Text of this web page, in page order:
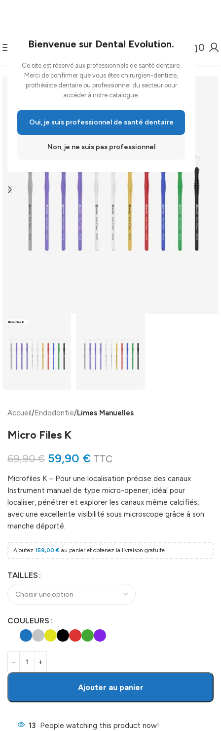
Bienvenue sur Dental Evolution.
Ce site est réservé aux professionnels de santé dentaire.
Merci de confirmer que vous êtes chirurgien-dentiste,
prothésiste dentaire ou professionnel du secteur pour
accéder à notre catalogue.
Oui, je suis professionnel de santé dentaire
Non, je ne suis pas professionnel
0
Accueil Endodontie Limes Manuelles
Micro Files K
69,90€ 59,90 € TTC
Microfiles K – Pour une localisation précise des canaux
Instrument manuel de type micro-opener, idéal pour
localiser, pénétrer et explorer les canaux même calcifiés,
avec une excellente visibilité sous microscope grâce à son
manche déporté.
Ajoutez 159,00€ au panier et obtenez la livraison gratuite !
TAILLES
COULEURS
Ajouter au panier
13 People watching this product now!